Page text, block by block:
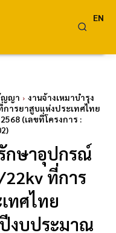
EN
ญญา
งานจ้างเหมาบำรุง
ารยาสูบแห่งประเทศไทย
(เลขที่โครงการ :
กษาอุปกรณ์
ที่การ
ทศไทย
งบประมาณ